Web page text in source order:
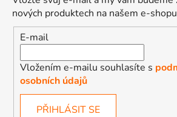
nových produktech na našem e-
E-mail
Vložením e-mailu souhlasíte s
osobních údajů
PŘIHLÁSIT SE